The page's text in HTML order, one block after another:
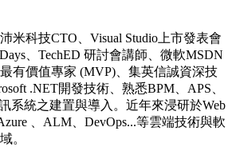
米科技CTO、Visual Studio上市發表會
、TechED 研討會講師、微軟MSDN
有價值專家 (MVP)、集英信誠資深技
.NET開發技術、熟悉BPM、APS、
系統之建置與導入。近年來浸研於Web
、ALM、DevOps...等雲端技術與軟
。